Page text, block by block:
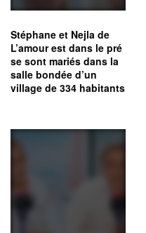
Stéphane et Nejla de
L’amour est dans le pré
se sont mariés dans la
salle bondée d’un
village de 334 habitants